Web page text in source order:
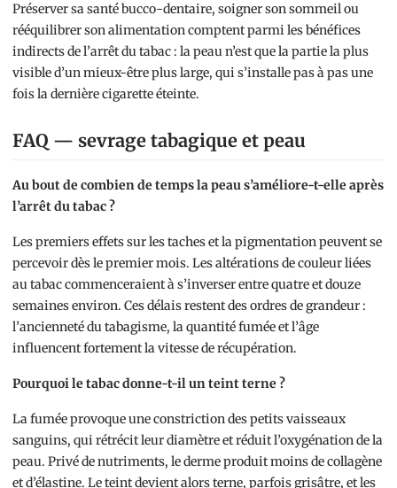
Préserver sa santé bucco-dentaire, soigner son sommeil ou
rééquilibrer son alimentation comptent parmi les bénéfices
indirects de l’arrêt du tabac : la peau n’est que la partie la plus
visible d’un mieux-être plus large, qui s’installe pas à pas une
fois la dernière cigarette éteinte.
FAQ — sevrage tabagique et peau
Au bout de combien de temps la peau s’améliore-t-elle après
l’arrêt du tabac ?
Les premiers effets sur les taches et la pigmentation peuvent se
percevoir dès le premier mois. Les altérations de couleur liées
au tabac commenceraient à s’inverser entre quatre et douze
semaines environ. Ces délais restent des ordres de grandeur :
l’ancienneté du tabagisme, la quantité fumée et l’âge
influencent fortement la vitesse de récupération.
Pourquoi le tabac donne-t-il un teint terne ?
La fumée provoque une constriction des petits vaisseaux
sanguins, qui rétrécit leur diamètre et réduit l’oxygénation de la
peau. Privé de nutriments, le derme produit moins de collagène
et d’élastine. Le teint devient alors terne, parfois grisâtre, et les